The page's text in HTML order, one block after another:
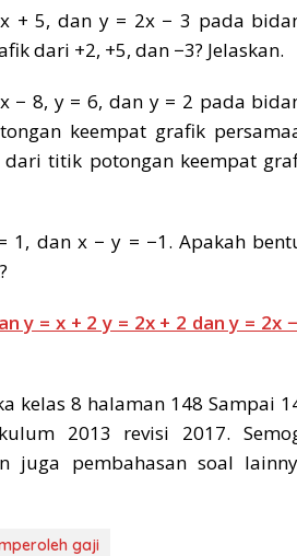
+ 5, dan y = 2x − 3 pada
dari +2, +5, dan −3? Jelaskan.
− 8, y = 6, dan y = 2 pada
keempat grafik
titik potongan keempat
1, dan x − y = −1. Apakah
y = x + 2 y = 2x + 2 dan y = 2x
kelas 8 halaman 148 Sampai
2013 revisi 2017.
juga pembahasan soal
gaji